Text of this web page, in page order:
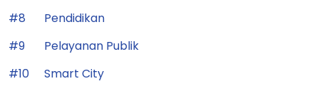
#8
Pendidikan
#9
Pelayanan Publik
#10
Smart City